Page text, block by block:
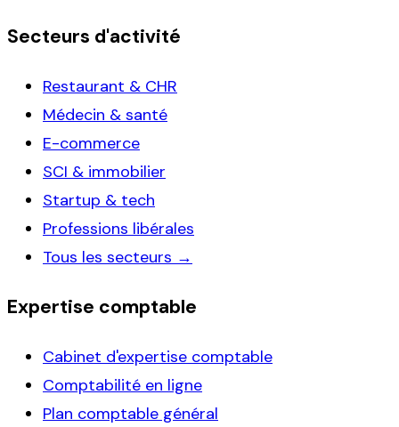
Secteurs d'activité
Restaurant & CHR
Médecin & santé
E-commerce
SCI & immobilier
Startup & tech
Professions libérales
Tous les secteurs →
Expertise comptable
Cabinet d'expertise comptable
Comptabilité en ligne
Plan comptable général